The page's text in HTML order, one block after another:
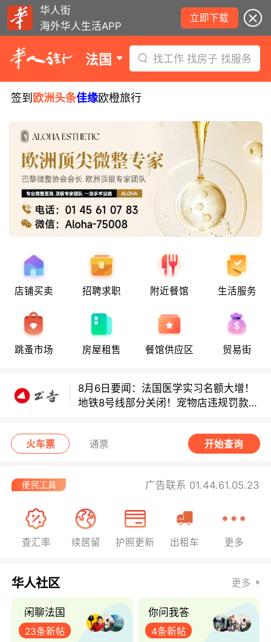
华人街
海外华人生活APP
立即下载
法国 找工作 找房子 找服务
签到 欧洲头条佳缘欧橙旅行
店铺买卖 招聘求职 附近餐馆 生活服务
跳蚤市场 房屋租售 餐馆供应区 贸易街
8月6日要闻：法国医学实习名额大增！
地铁8号线部分关闭！宠物店违规罚款出
炉！
巴黎地铁音乐家海选启动！
8月6日要闻：法国医学实习名额大增！
地铁8号线部分关闭！宠物店违规罚款出
巴黎地铁音乐家海选启动！
火车票 通票 开始查询
广告联系 01.44.61.05.23
查汇率 续居留 护照更新 出租车 更多
华人社区 更多
闲聊法国
23条新帖
你问我答
4条新帖